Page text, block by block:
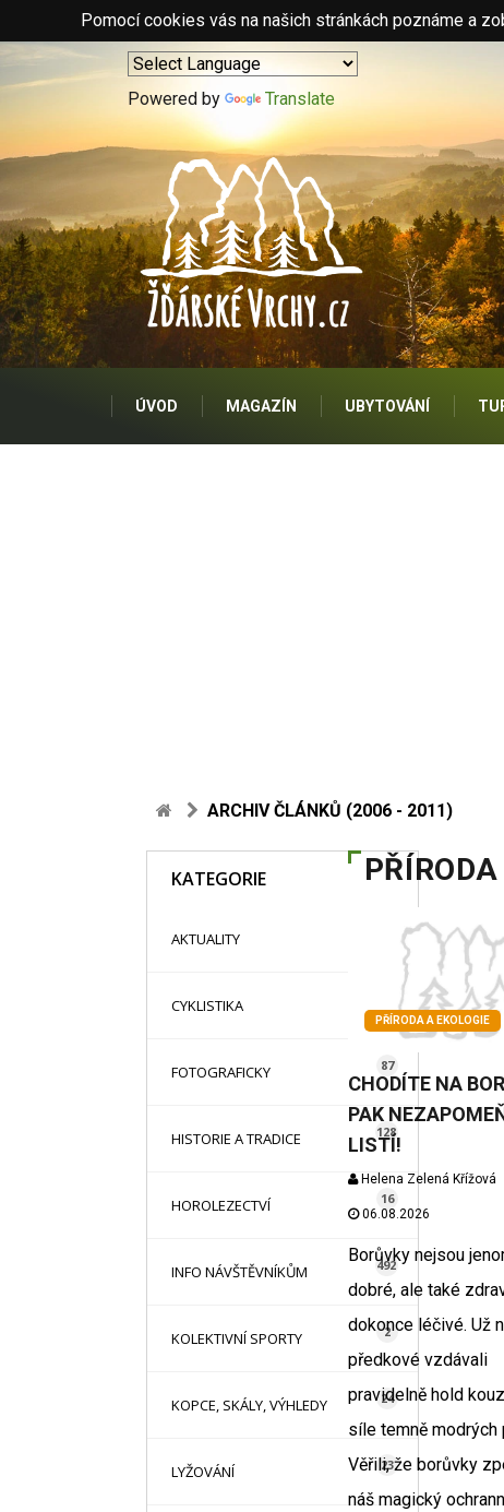
Pomocí cookies vás na našich stránkách poznáme a
Powered by Translate
ÚVOD MAGAZÍN UBYTOVÁNÍ
ARCHIV ČLÁNKŮ (2006 - 2011)
KATEGORIE
AKTUALITY
CYKLISTIKA
FOTOGRAFICKY 87
HISTORIE A TRADICE 128
HOROLEZECTVÍ 16
INFO NÁVŠTĚVNÍKŮM 492
KOLEKTIVNÍ SPORTY 2
KOPCE, SKÁLY, VÝHLEDY 24
LYŽOVÁNÍ 23
PŘÍRODA A EKOLOGIE
CHODÍTE NA
PAK
LISTÍ!
Helena Zelená Křížová
06.08.2026
Borůvky nejsou
dobré, ale také
dokonce léčivé. Už
předkové vzdávali
pravidelně hold
síle temně modrých
Věřili, že borůvky
náš magický